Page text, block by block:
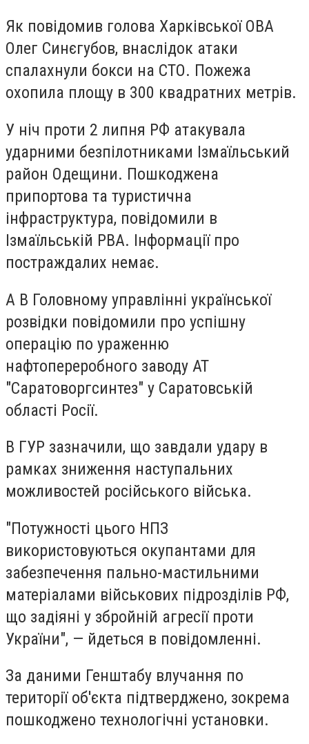
Як повідомив голова Харківської ОВА
Олег Синєгубов, внаслідок атаки
спалахнули бокси на СТО. Пожежа
охопила площу в 300 квадратних метрів.
У ніч проти 2 липня РФ атакувала
ударними безпілотниками Ізмаїльський
район Одещини. Пошкоджена
припортова та туристична
інфраструктура, повідомили в
Ізмаїльській РВА. Інформації про
постраждалих немає.
А В Головному управлінні української
розвідки повідомили про успішну
операцію по ураженню
нафтопереробного заводу АТ
"Саратоворгсинтез" у Саратовській
області Росії.
В ГУР зазначили, що завдали удару в
рамках зниження наступальних
можливостей російського війська.
"Потужності цього НПЗ
використовуються окупантами для
забезпечення пально-мастильними
матеріалами військових підрозділів РФ,
що задіяні у збройній агресії проти
України", — йдеться в повідомленні.
За даними Генштабу влучання по
території об'єкта підтверджено, зокрема
пошкоджено технологічні установки.